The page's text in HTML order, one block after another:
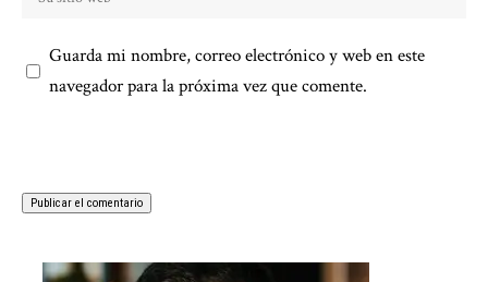
Guarda mi nombre, correo electrónico y web en este
navegador para la próxima vez que comente.